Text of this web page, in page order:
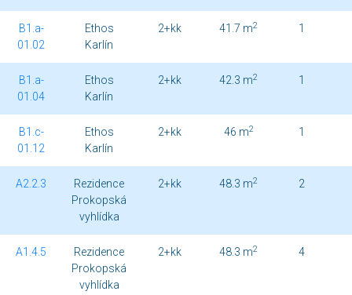
B1.a-
01.02
Ethos
Karlín
2+kk 41.7 m2 1
B1.a-
01.04
Ethos
Karlín
2+kk 42.3 m2 1
B1.c-
01.12
Ethos
Karlín
2+kk 46 m2 1
A2.2.3
Rezidence
Prokopská
vyhlídka
2+kk 48.3 m2 2
A1.4.5
Rezidence
Prokopská
vyhlídka
2+kk 48.3 m2 4